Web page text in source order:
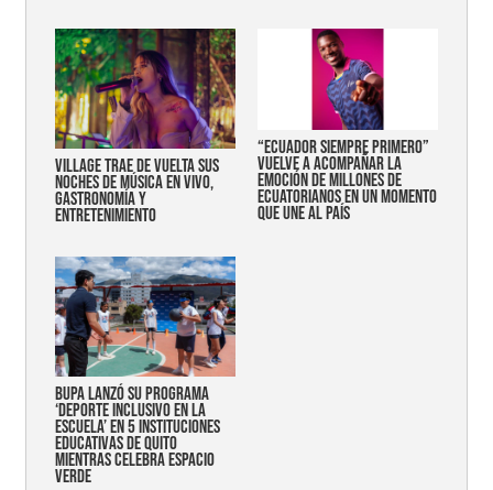
Village trae de vuelta sus
noches de música en vivo,
gastronomía y
entretenimiento
“Ecuador siempre primero”
vuelve a acompañar la
emoción de millones de
ecuatorianos en un momento
que une al país
Bupa lanzó su programa
‘Deporte Inclusivo en la
Escuela’ en 5 instituciones
educativas de Quito
mientras celebra espacio
verde